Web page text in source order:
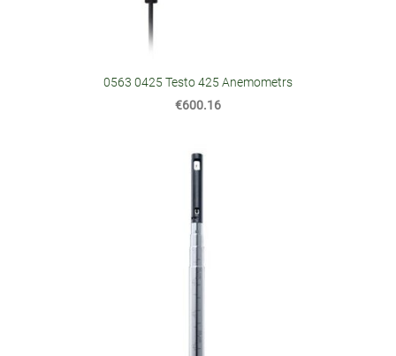
0563 0425 Testo 425 Anemometrs
€600.16